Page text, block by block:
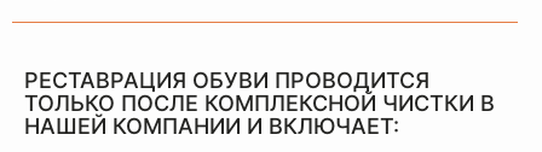
РЕСТАВРАЦИЯ ОБУВИ ПРОВОДИТСЯ
ТОЛЬКО ПОСЛЕ КОМПЛЕКСНОЙ ЧИСТКИ В
НАШЕЙ КОМПАНИИ И ВКЛЮЧАЕТ: